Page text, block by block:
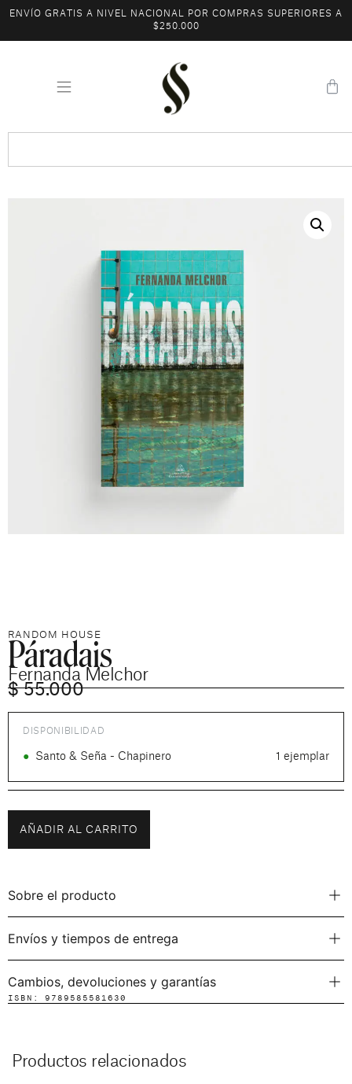
ENVÍO GRATIS A NIVEL NACIONAL POR COMPRAS SUPERIORES A
$250.000
RANDOM HOUSE
Páradais
Fernanda Melchor
$55.000
DISPONIBILIDAD
● Santo & Seña - Chapinero 1 ejemplar
AÑADIR AL CARRITO
Sobre el producto
Envíos y tiempos de entrega
Cambios, devoluciones y garantías
ISBN: 9789585581630
Productos relacionados